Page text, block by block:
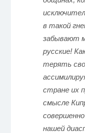
в такой
забывают
русские!
терять
стране их
смысле
нашей